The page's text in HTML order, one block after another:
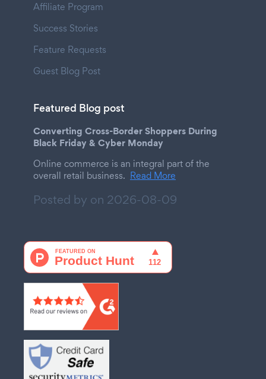
Affiliate Program
Success Stories
Feature Requests
Guest Blog Post
Featured Blog post
Converting Cross-Border Shoppers During
Black Friday & Cyber Monday
Online commerce is an integral part of the
overall retail business. Read More
Posted by on 2026-08-09